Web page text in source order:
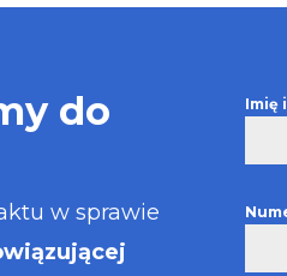
wystawiona
do
w sprawie
Imię